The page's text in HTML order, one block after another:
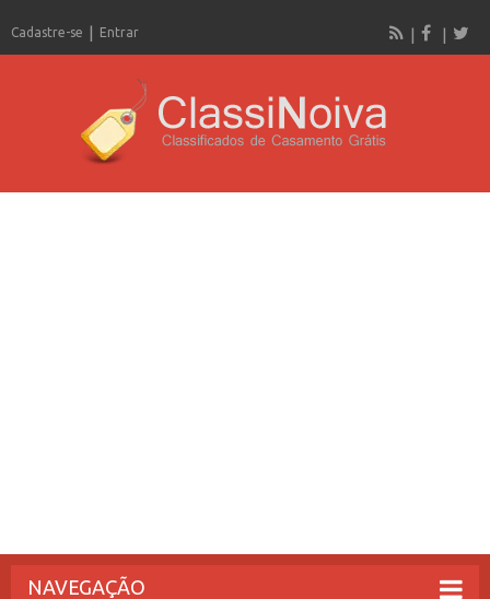
Cadastre-se Entrar
NAVEGAÇÃO